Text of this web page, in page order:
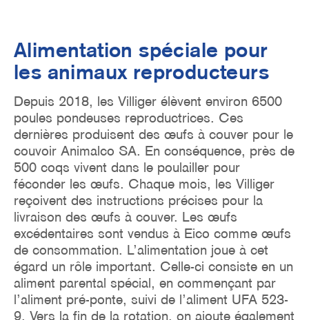
Alimentation spéciale pour
les animaux reproducteurs
Depuis 2018, les Villiger élèvent environ 6500
poules pondeuses reproductrices. Ces
dernières produisent des œufs à couver pour le
couvoir Animalco SA. En conséquence, près de
500 coqs vivent dans le poulailler pour
féconder les œufs. Chaque mois, les Villiger
reçoivent des instructions précises pour la
livraison des œufs à couver. Les œufs
excédentaires sont vendus à Eico comme œufs
de consommation. L’alimentation joue à cet
égard un rôle important. Celle-ci consiste en un
aliment parental spécial, en commençant par
l’aliment pré-ponte, suivi de l’aliment UFA 523-
9. Vers la fin de la rotation, on ajoute également